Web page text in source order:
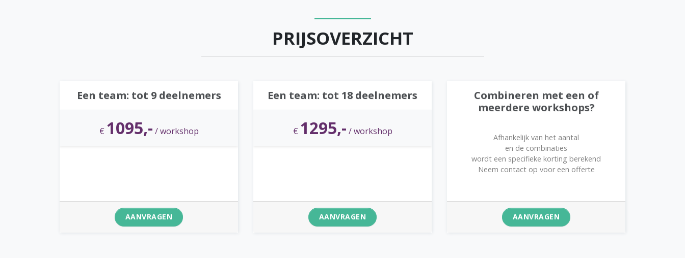
PRIJSOVERZICHT
Een team: tot 9 deelnemers
€ 1095,- / workshop
AANVRAGEN
Een team: tot 18 deelnemers
€ 1295,- / workshop
AANVRAGEN
Combineren met een of
meerdere workshops?
Afhankelijk van het aantal
en de combinaties
wordt een specifieke korting berekend
Neem contact op voor een offerte
AANVRAGEN